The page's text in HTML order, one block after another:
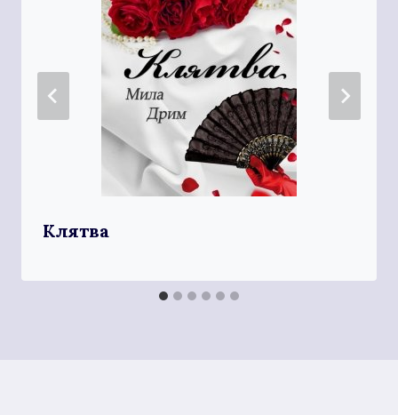
Клятва